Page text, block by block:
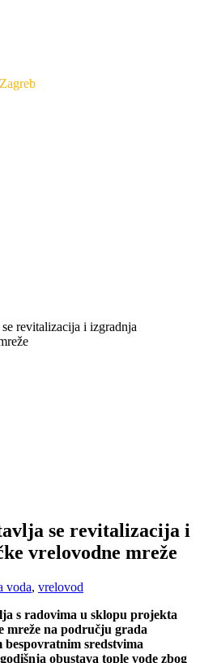
revitalizacija i izgradnja
se revitalizacija i
vrelovodne mreže
voda, vrelovod
s radovima u sklopu projekta
mreže na području grada
sredstvima
obustava tople vode zbog